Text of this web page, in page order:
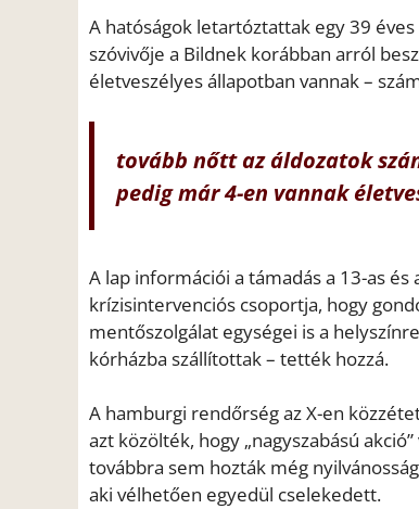
A hatóságok letartóztattak egy 39
szóvivője a Bildnek korábban arról
életveszélyes állapotban vannak –
tovább nőtt az áldozatok
pedig már 4-en vannak
A lap információi a támadás a 13-as
krízisintervenciós csoportja, hogy
mentőszolgálat egységei is a
kórházba szállítottak – tették hozzá.
A hamburgi rendőrség az X-en
azt közölték, hogy „nagyszabású
továbbra sem hozták még
aki vélhetően egyedül cselekedett.